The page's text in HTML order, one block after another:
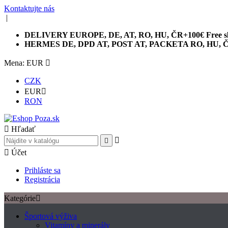
Kontaktujte nás
|
DELIVERY EUROPE, DE, AT, RO, HU, ČR+100€ Free
HERMES DE, DPD AT, POST AT, PACKETA RO, HU,
Mena: EUR 
CZK
EUR 
RON
 Hľadať


 Účet
Prihláste sa
Registrácia
Kategórie
Športová výživa
Vitamíny a minerály